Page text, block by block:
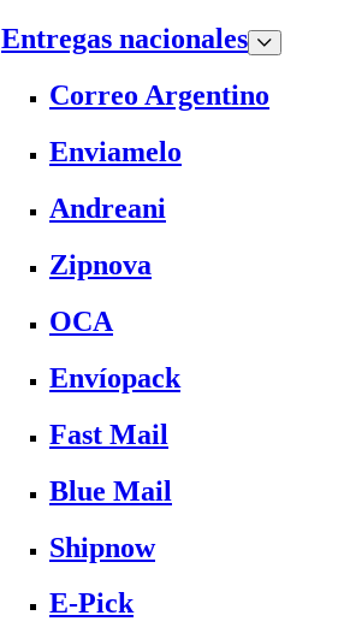
Entregas nacionales
Correo Argentino
Enviamelo
Andreani
Zipnova
OCA
Envíopack
Fast Mail
Blue Mail
Shipnow
E-Pick